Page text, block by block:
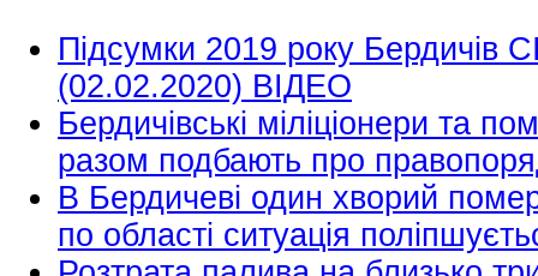
Підсумки 2019 року Бердичів
(02.02.2020) ВІДЕО
Бердичівські міліціонери та
разом подбають про
В Бердичеві один хворий
по області ситуація